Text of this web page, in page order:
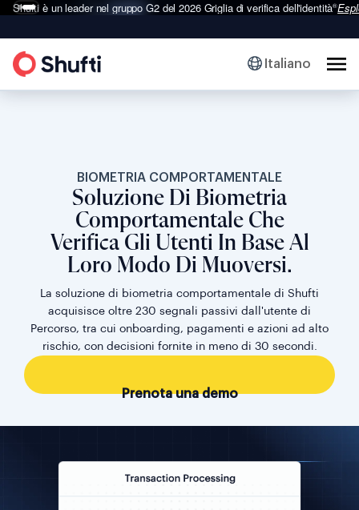
Shufti è un leader nel gruppo G2 del 2026Griglia di verifica dell'identità®
Italiano
BIOMETRIA COMPORTAMENTALE
Soluzione Di Biometria
Comportamentale Che
Verifica Gli Utenti In Base Al
Loro Modo Di Muoversi.
La soluzione di biometria comportamentale di Shufti
acquisisce oltre 230 segnali passivi dall'utente di
Percorso, tra cui onboarding, pagamenti e azioni ad alto
rischio, con decisioni fornite in meno di 30 secondi.
Prenota una demo